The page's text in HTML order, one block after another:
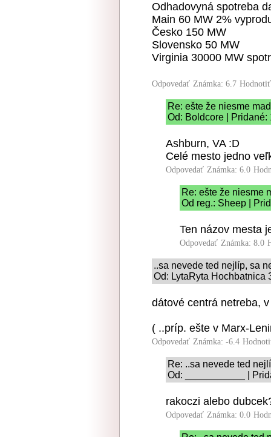
Odhadovyná spotreba
Main 60 MW 2%
Česko 150 MW
Slovensko 50 MW
Virginia 30000 MW
Odpovedať Známka: 6.7
Re: ešte že niesme
Od: Boldcore | Pridané:
Ashburn, VA :D
Celé mesto jedno
Odpovedať Známka: 6.0
Re: ešte že niesme
Od reg.: Sheep |
Ten názov mesta
Odpovedať Známka: 8.0
..sa nevede ted nejlíp, sa
Od: LytaRyta Hochbatnica
dátové centrá netreba,
( ..príp. ešte v Marx-
Odpovedať Známka: -6.4
Re: ..sa nevede ted
Od: ___________ |
rakoczi alebo
Odpovedať Známka: 0.0